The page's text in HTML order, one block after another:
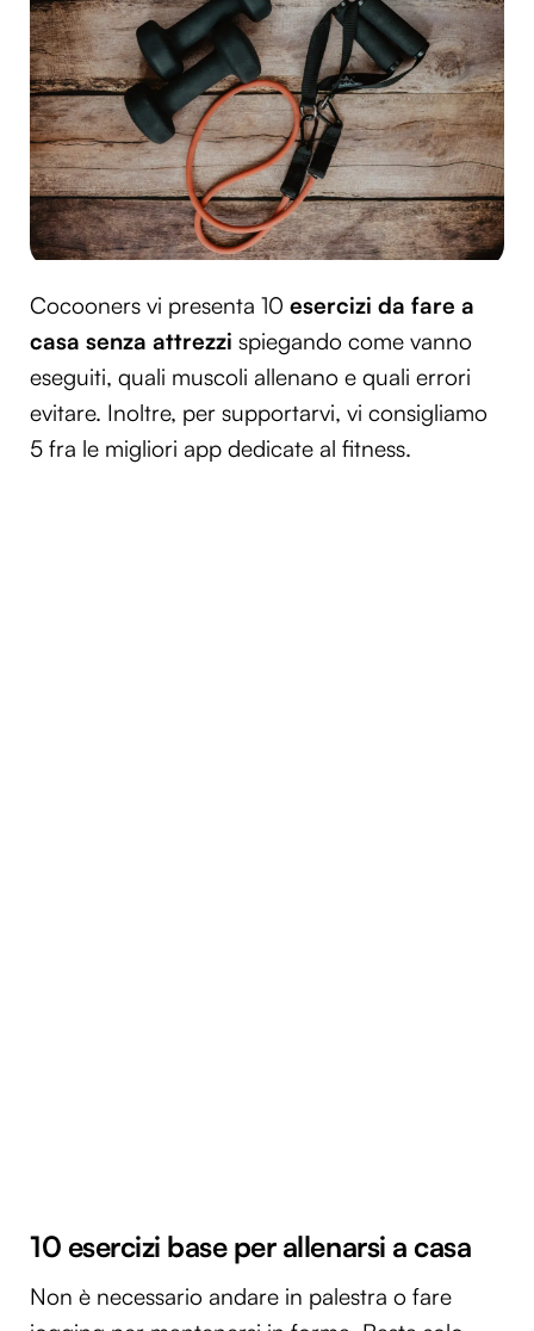
Cocooners vi presenta 10 esercizi da fare a
casa senza attrezzi spiegando come vanno
eseguiti, quali muscoli allenano e quali errori
evitare. Inoltre, per supportarvi, vi consigliamo
5 fra le migliori app dedicate al fitness.
10 esercizi base per allenarsi a casa
Non è necessario andare in palestra o fare